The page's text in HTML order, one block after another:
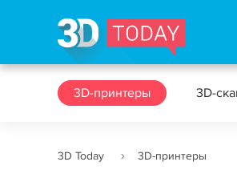
3D-принтеры 3D-
3D Today 3D-принтеры